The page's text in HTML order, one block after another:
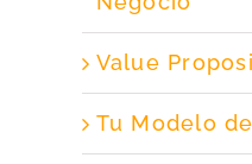
Value
Tu Modelo